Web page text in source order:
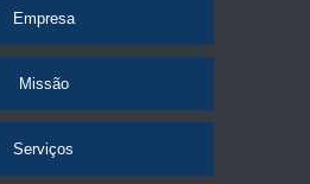
Empresa
Missão
Serviços